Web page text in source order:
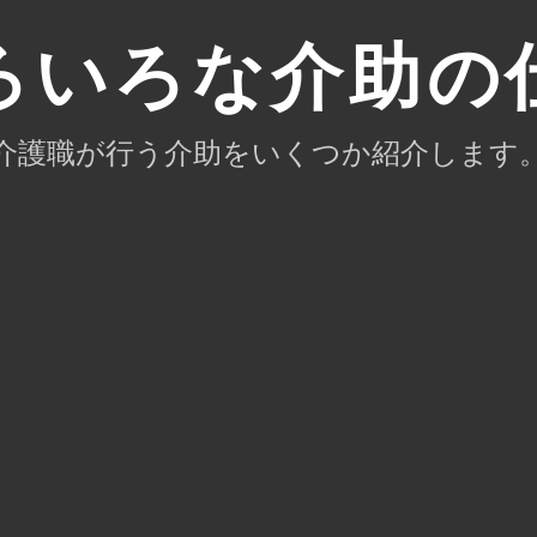
いろな介助の
護職が行う介助をいくつか紹介します